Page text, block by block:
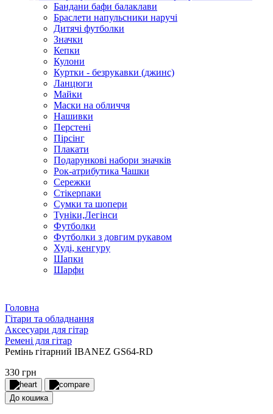
Бандани бафи балаклави
Браслети напульсники наручі
Дитячі футболки
Значки
Кепки
Кулони
Куртки - безрукавки (джинс)
Ланцюги
Майки
Маски на обличчя
Нашивки
Перстені
Пірсінг
Плакати
Подарункові набори значків
Рок-атрибутика Чашки
Сережки
Стікерпаки
Сумки та шопери
Туніки,Легінси
Футболки
Футболки з довгим рукавом
Худі, кенгуру
Шапки
Шарфи
Головна
Гітари та обладнання
Аксесуари для гітар
Ремені для гітар
Ремінь гітарний IBANEZ GS64-RD
330 грн
До кошика